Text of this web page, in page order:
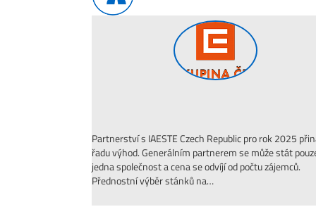
Partnerství s IAESTE Czech Republic pro rok 2025
řadu výhod. Generálním partnerem se může stát
jedna společnost a cena se odvíjí od počtu zájemců.
Přednostní výběr stánků na…